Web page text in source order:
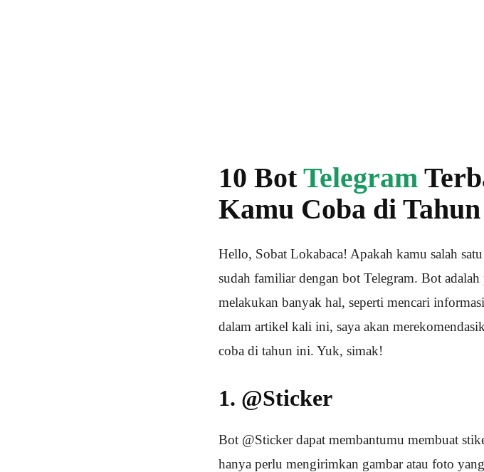
10 BotTelegram
Kamu Coba di
Hello, Sobat Lokabaca! Apakah kamu salah
sudah familiar dengan bot Telegram. Bot
melakukan banyak hal, seperti mencari
dalam artikel kali ini, saya akan
coba di tahun ini. Yuk, simak!
1. @Sticker
Bot @Sticker dapat membantumu membuat
hanya perlu mengirimkan gambar atau foto